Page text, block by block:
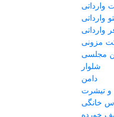
وارداتی
وارداتی
وارداتی
مزونی
مجلسی
شلوار
دامن
و تیشرت
خانگی
خورده